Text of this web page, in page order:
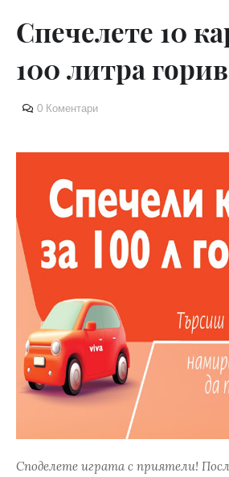
Спечелете 10
100 литра
0 Коментари
Споделете играта с приятели!